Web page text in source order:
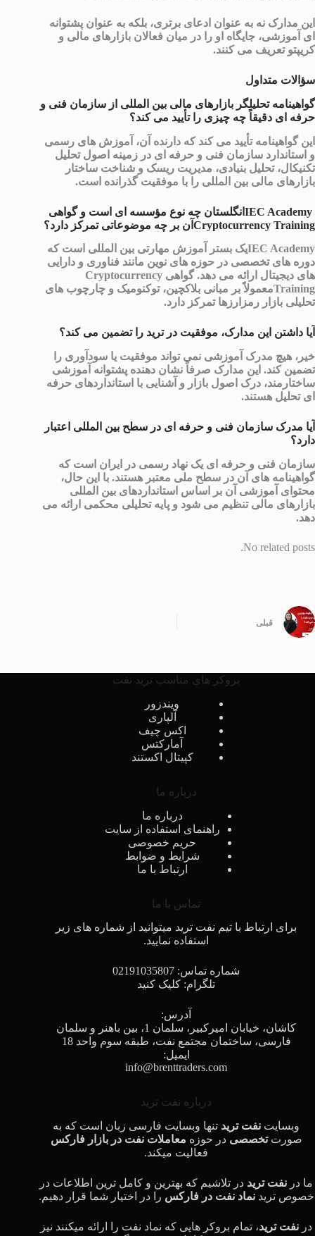
این مدارک نه به عنوان ادعای برتری، بلکه به عنوان پشتوانه
ای آموزشی، جایگاه او را در میان فعالان بازارهای مالی و
کریپتو تعریف می کنند.
سؤالات متداول
گواهینامه تحلیلگر بازارهای مالی بین المللی از سازمان فنی و
حرفه ای دقیقاً چه چیزی را تأیید می کند؟
این گواهینامه تأیید می کند که دارنده آن، آموزش های رسمی
و استاندارد سازمان فنی و حرفه ای در زمینه اصول تحلیل
تکنیکال، تحلیل بنیادی، مدیریت ریسک و شناخت ساختار
بازارهای مالی بین المللی را با موفقیت گذرانده است.
IEC Academyانگلستان چه نوع مؤسسه ای است و گواهی
Cryptocurrency Trainingآن بر چه موضوعاتی تمرکز دارد؟
IEC Academyیک بستر آموزش مهارتی بین المللی است که
دوره های تخصصی در حوزه های نوین مانند فناوری و دارایی
های دیجیتال ارائه می دهد. گواهی Cryptocurrency
Trainingمعمولاً بر مبانی بلاکچین، توکنومیک و چارچوب های
تحلیلی بازار رمزارزها تمرکز دارد.
آیا داشتن این مدارک، موفقیت در ترید را تضمین می کند؟
خیر، هیچ مدرک آموزشی نمی تواند موفقیت یا سودآوری را
تضمین کند. این مدارک صرفاً نشان دهنده پشتوانه آموزشی
ساختارمند، درک اصول بازار و آشنایی با استانداردهای حرفه
ای تحلیل هستند.
آیا مدرک سازمان فنی و حرفه ای در سطح بین المللی اعتبار
دارد؟
سازمان فنی و حرفه ای یک نهاد رسمی در ایران است که
گواهینامه های آن در سطح ملی معتبر هستند. با این حال،
محتوای آموزشی آن بر اساس استانداردهای بین المللی
بازارهای مالی تنظیم می شود و پایه تحلیلی محکمی ارائه می
دهد.
No related posts.
قبلی
بروکر های مناسب ترید نفت
ویندزور
آلپاری
اکس چیف
آمارکتس
کپیتال اکستند
درباره ما
درباره ما
راهنمای استفاده از سایت
حریم خصوصی
شرایط و ضوابط
ارتباط با ما
تماس با ما
برای ارتباط با تیم نفت ترید میتوانید از شماره های زیر
استفاده نمایید.
شماره تماس: 02191035807
تلگرام: کلیک کنید
آدرس:
کاشان، خیابان امیرکبیر، سلمان 1، بین باهنر و سلمان
فارسی، ساختمان مجتمع نفت، طبقه سوم واحد 18
ایمیل:
info@brenttraders.com
درباره نفت ترید
وبسایت نفت ترید تنها وبسایت فارسی زبان است که به
صورتتخصصی در حوزه معاملات نفت در بازار فارکس
فعالیت میکند.
ما در نفت ترید در تلاشیم که بهترین و کامل ترین اطلاعات در
خصوص تریدنماد نفت در فارکس را در اختیار شما قرار دهیم.
در نفت ترید، تمام بروکر هایی که نماد نفت را ارائه میکنند نیز